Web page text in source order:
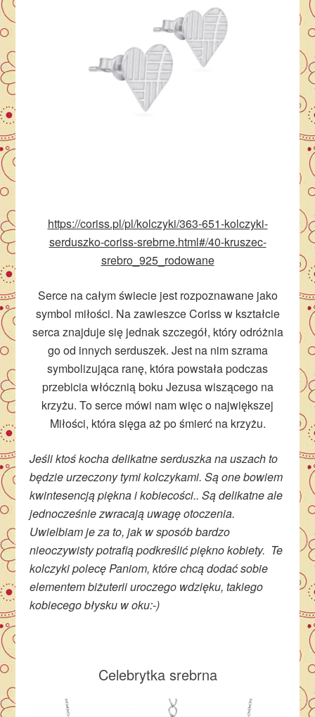
https://coriss.pl/pl/kolczyki/363-651-kolczyki-
serduszko-coriss-srebrne.html#/40-kruszec-
srebro_925_rodowane
Serce na całym świecie jest rozpoznawane jako
symbol miłości. Na zawieszce Coriss w kształcie
serca znajduje się jednak szczegół, który odróżnia
go od innych serduszek. Jest na nim szrama
symbolizująca ranę, która powstała podczas
przebicia włócznią boku Jezusa wiszącego na
krzyżu. To serce mówi nam więc o największej
Miłości, która sięga aż po śmierć na krzyżu.
Jeśli ktoś kocha delikatne serduszka na uszach to
będzie urzeczony tymi kolczykami. Są one bowiem
kwintesencją piękna i kobiecości.. Są delikatne ale
jednocześnie zwracają uwagę otoczenia.
Uwielbiam je za to, jak w sposób bardzo
nieoczywisty potrafią podkreślić piękno kobiety. Te
kolczyki polecę Paniom, które chcą dodać sobie
elementem biżuterii uroczego wdzięku, takiego
kobiecego błysku w oku:-)
Celebrytka srebrna